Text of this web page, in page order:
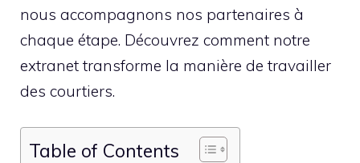
nous accompagnons nos partenaires à
chaque étape. Découvrez comment notre
extranet transforme la manière de travailler
des courtiers.
Table of Contents